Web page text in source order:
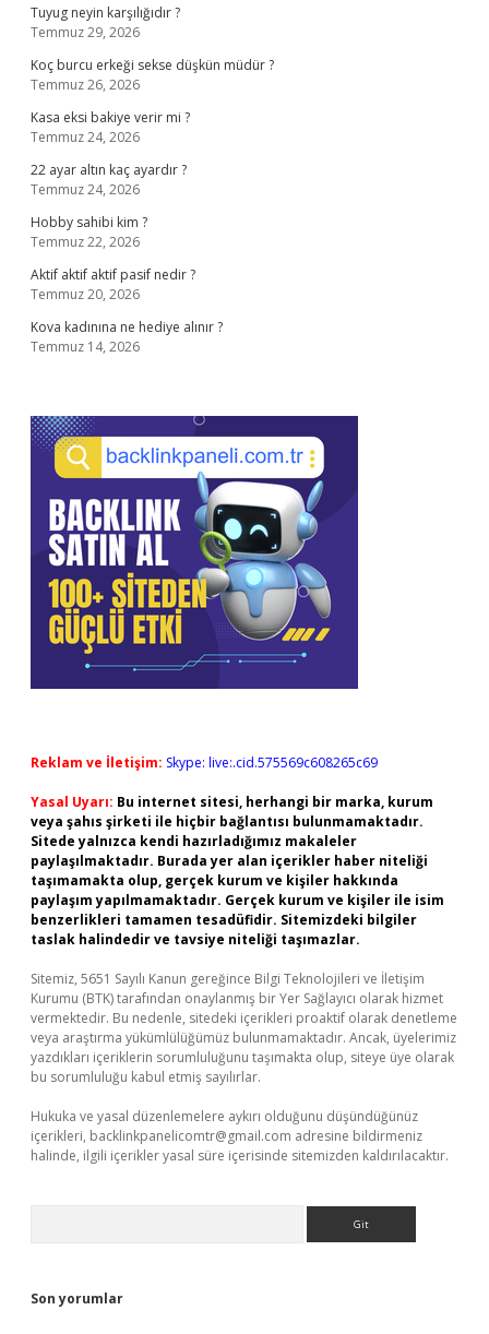
Tuyug neyin karşılığıdır ?
Temmuz 29, 2026
Koç burcu erkeği sekse düşkün müdür ?
Temmuz 26, 2026
Kasa eksi bakiye verir mi ?
Temmuz 24, 2026
22 ayar altın kaç ayardır ?
Temmuz 24, 2026
Hobby sahibi kim ?
Temmuz 22, 2026
Aktif aktif aktif pasif nedir ?
Temmuz 20, 2026
Kova kadınına ne hediye alınır ?
Temmuz 14, 2026
Reklam ve İletişim: Skype: live:.cid.575569c608265c69
Yasal Uyarı: Bu internet sitesi, herhangi bir marka, kurum
veya şahıs şirketi ile hiçbir bağlantısı bulunmamaktadır.
Sitede yalnızca kendi hazırladığımız makaleler
paylaşılmaktadır. Burada yer alan içerikler haber niteliği
taşımamakta olup, gerçek kurum ve kişiler hakkında
paylaşım yapılmamaktadır. Gerçek kurum ve kişiler ile isim
benzerlikleri tamamen tesadüfidir. Sitemizdeki bilgiler
taslak halindedir ve tavsiye niteliği taşımazlar.
Sitemiz, 5651 Sayılı Kanun gereğince Bilgi Teknolojileri ve İletişim
Kurumu (BTK) tarafından onaylanmış bir Yer Sağlayıcı olarak hizmet
vermektedir. Bu nedenle, sitedeki içerikleri proaktif olarak denetleme
veya araştırma yükümlülüğümüz bulunmamaktadır. Ancak, üyelerimiz
yazdıkları içeriklerin sorumluluğunu taşımakta olup, siteye üye olarak
bu sorumluluğu kabul etmiş sayılırlar.
Hukuka ve yasal düzenlemelere aykırı olduğunu düşündüğünüz
içerikleri, backlinkpanelicomtr@gmail.com adresine bildirmeniz
halinde, ilgili içerikler yasal süre içerisinde sitemizden kaldırılacaktır.
Son yorumlar